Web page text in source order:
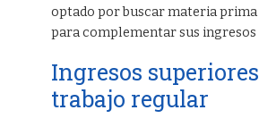
optado por buscar materia prima
para complementar sus ingresos
Ingresos
trabajo regular